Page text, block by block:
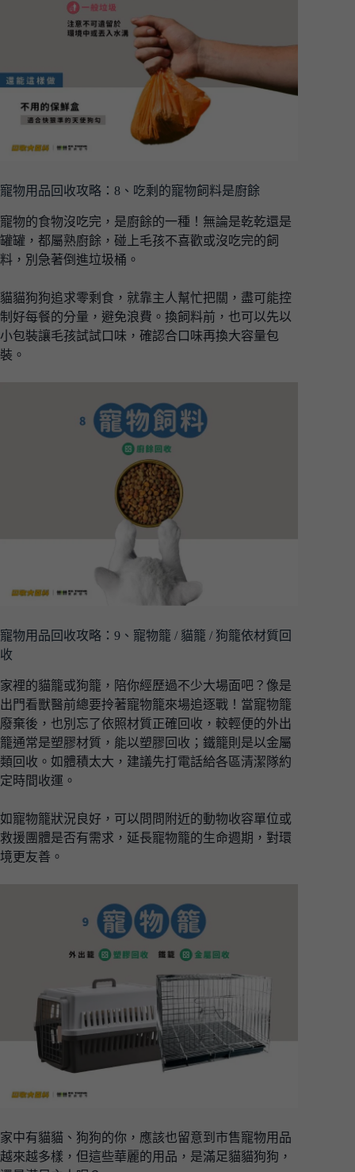
寵物用品回收攻略：8、吃剩的寵物飼料是廚餘
寵物的食物沒吃完，是廚餘的一種！無論是乾乾還是
罐罐，都屬熟廚餘，碰上毛孩不喜歡或沒吃完的飼
料，別急著倒進垃圾桶。
貓貓狗狗追求零剩食，就靠主人幫忙把關，盡可能控
制好每餐的分量，避免浪費。換飼料前，也可以先以
小包裝讓毛孩試試口味，確認合口味再換大容量包
裝。
寵物用品回收攻略：9、寵物籠 / 貓籠 / 狗籠依材質回
收
家裡的貓籠或狗籠，陪你經歷過不少大場面吧？像是
出門看獸醫前總要拎著寵物籠來場追逐戰！當寵物籠
廢棄後，也別忘了依照材質正確回收，較輕便的外出
籠通常是塑膠材質，能以塑膠回收；鐵籠則是以金屬
類回收。如體積太大，建議先打電話給各區清潔隊約
定時間收運。
如寵物籠狀況良好，可以問問附近的動物收容單位或
救援團體是否有需求，延長寵物籠的生命週期，對環
境更友善。
家中有貓貓、狗狗的你，應該也留意到市售寵物用品
越來越多樣，但這些華麗的用品，是滿足貓貓狗狗，